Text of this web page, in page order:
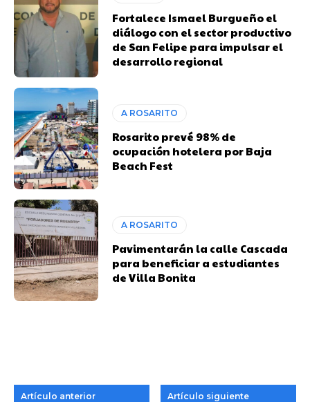
Fortalece Ismael Burgueño el
diálogo con el sector productivo
de San Felipe para impulsar el
desarrollo regional
A ROSARITO
Rosarito prevé 98% de
ocupación hotelera por Baja
Beach Fest
A ROSARITO
Pavimentarán la calle Cascada
para beneficiar a estudiantes
de Villa Bonita
Artículo anterior Artículo siguiente